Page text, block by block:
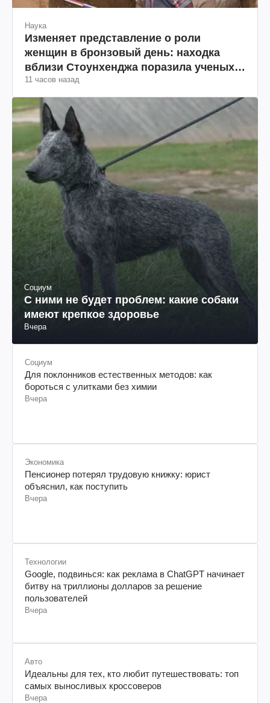
Наука
Изменяет представление о роли
женщин в бронзовый день: находка
вблизи Стоунхенджа поразила ученых
(фото)
11 часов назад
Социум
С ними не будет проблем: какие собаки
имеют крепкое здоровье
Вчера
Социум
Для поклонников естественных методов: как
бороться с улитками без химии
Вчера
Экономика
Пенсионер потерял трудовую книжку: юрист
объяснил, как поступить
Вчера
Технологии
Google, подвинься: как реклама в ChatGPT начинает
битву на триллионы долларов за решение
пользователей
Вчера
Авто
Идеальны для тех, кто любит путешествовать: топ
самых выносливых кроссоверов
Вчера